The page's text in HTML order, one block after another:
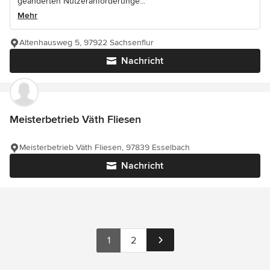
Mehr
Nachricht
Altenhausweg 5, 97922 Sachsenflur
Meisterbetrieb Väth Fliesen
Nachricht
Meisterbetrieb Väth Fliesen, 97839 Esselbach
1 2